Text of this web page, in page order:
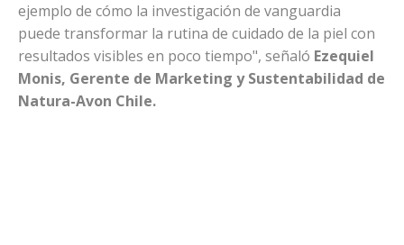
ejemplo de cómo la investigación de vanguardia
puede transformar la rutina de cuidado de la piel con
resultados visibles en poco tiempo", señaló Ezequiel
Monis, Gerente de Marketing y Sustentabilidad de
Natura-Avon Chile.